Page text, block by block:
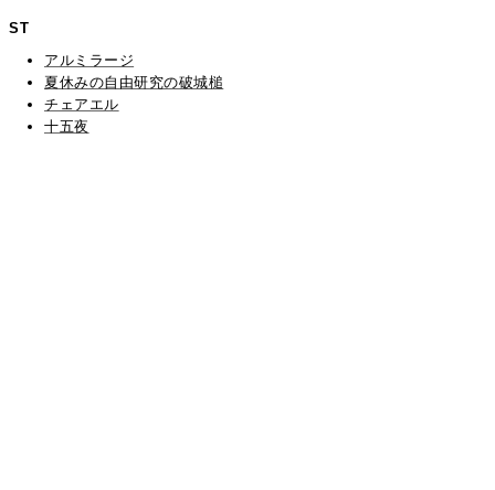
ST
アルミラージ
夏休みの自由研究の破城槌
チェアエル
十五夜